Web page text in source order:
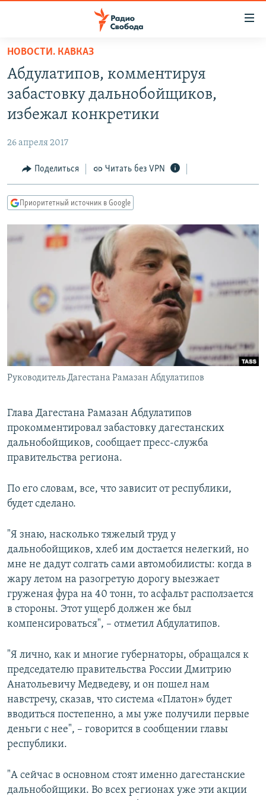
упрощенного
доступа
Вернуться
основному
Вернутся
Вернутся
поиску
ПРОГРАММЫ
ПОДКАСТЫ
АВТОРСКИЕ ПРОЕКТЫ
МНЕНИЯ
КУЛЬТУРА
КАВКАЗ.РЕАЛИИ
СЕВЕР.РЕАЛИИ
РАСПИСАНИЕ ВЕЩАНИЯ
ПОДПИШИТЕСЬ НА РАССЫЛКУ
СОЦИАЛЬНЫЕ СЕТИ
Все сайты РСЕ/РС
НОВОСТИ. КАВКАЗ
Абдулатипов, комментируя
забастовку дальнобойщиков,
избежал конкретики
26 апреля 2017
Поделиться Читать без VPN
Приоритетный источник в Google
Руководитель Дагестана Рамазан Абдулатипов
Глава Дагестана Рамазан Абдулатипов
прокомментировал забастовку дагестанских
дальнобойщиков, сообщает пресс-служба
правительства региона.
По его словам, все, что зависит от республики,
будет сделано.
"Я знаю, насколько тяжелый труд у
дальнобойщиков, хлеб им достается нелегкий, но
мне не дадут солгать сами автомобилисты: когда в
жару летом на разогретую дорогу выезжает
груженая фура на 40 тонн, то асфальт расползается
в стороны. Этот ущерб должен же был
компенсироваться", – отметил Абдулатипов.
"Я лично, как и многие губернаторы, обращался к
председателю правительства России Дмитрию
Анатольевичу Медведеву, и он пошел нам
навстречу, сказав, что система «Платон» будет
вводиться постепенно, а мы уже получили первые
деньги с нее", – говорится в сообщении главы
республики.
"А сейчас в основном стоят именно дагестанские
дальнобойщики. Во всех регионах уже эти акции